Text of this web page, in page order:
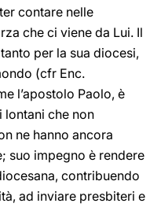
contare nelle
che ci viene da Lui. Il
per la sua diocesi,
(cfr Enc.
l’apostolo Paolo, è
lontani che non
ne hanno ancora
suo impegno è rendere
contribuendo
ad inviare presbiteri e